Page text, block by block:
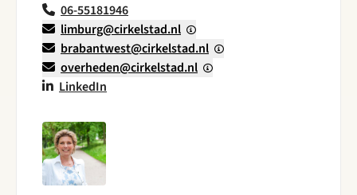
06-55181946
limburg@cirkelstad.nl
brabantwest@cirkelstad.nl
overheden@cirkelstad.nl
LinkedIn